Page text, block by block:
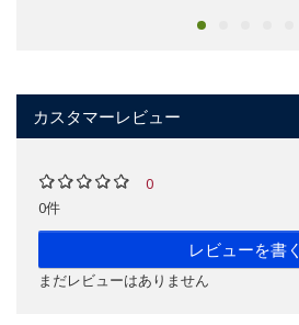
カスタマーレビュー
0
0件
レビューを書く
まだレビューはありません